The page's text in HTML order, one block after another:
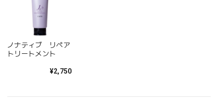
ノナティブ リペア
トリートメント
¥2,750